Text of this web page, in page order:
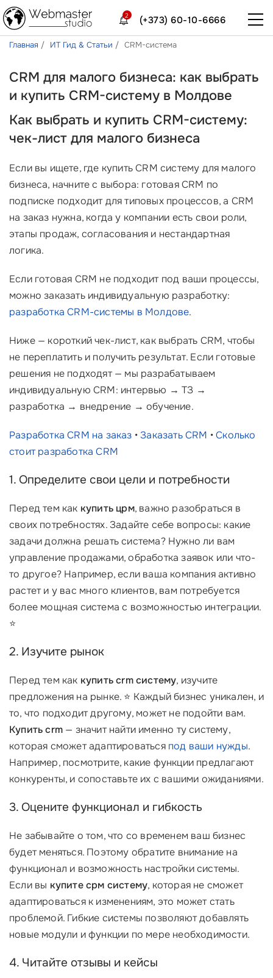
(+373) 60-10-6666
2
Главная ИТ Гид & Статьи СRM-система
CRM для малого бизнеса: как выбрать
и купить CRM-систему в Молдове
Как выбрать и купить CRM-систему:
чек-лист для малого бизнеса
Если вы ищете, где купить CRM систему для малого
бизнеса, начните с выбора: готовая CRM по
подписке подходит для типовых процессов, а CRM
на заказ нужна, когда у компании есть свои роли,
этапы продаж, согласования и нестандартная
логика.
Если готовая CRM не подходит под ваши процессы,
можно заказать индивидуальную разработку:
разработка CRM-системы в Молдове.
Ниже — короткий чек-лист, как выбрать CRM, чтобы
не переплатить и получить результат. Если готовые
решения не подходят — мы разрабатываем
индивидуальную CRM: интервью → ТЗ →
разработка → внедрение → обучение.
Разработка CRM на заказ •Заказать CRM •Сколько
стоит разработка CRM
1. Определите свои цели и потребности
Перед тем как купить црм, важно разобраться в
своих потребностях. Задайте себе вопросы: какие
задачи должна решать система? Нужно ли вам
управление продажами, обработка заявок или что-
то другое? Например, если ваша компания активно
растет и у вас много клиентов, вам потребуется
более мощная система с возможностью интеграции.
⭐
2. Изучите рынок
Перед тем как купить crm систему, изучите
предложения на рынке. ⭐ Каждый бизнес уникален, и
то, что подходит другому, может не подойти вам.
Купить crm — значит найти именно ту систему,
которая сможет адаптироваться под ваши нужды.
Например, посмотрите, какие функции предлагают
конкуренты, и сопоставьте их с вашими ожиданиями.
3. Оцените функционал и гибкость
Не забывайте о том, что со временем ваш бизнес
будет меняться. Поэтому обратите внимание на
функционал и возможность настройки системы.
Если вы купите срм систему, которая не сможет
адаптироваться к изменениям, это может стать
проблемой. Гибкие системы позволяют добавлять
новые модули и функции по мере необходимости.
4. Читайте отзывы и кейсы